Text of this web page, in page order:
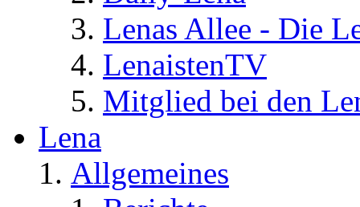
Lenas Allee - Die
LenaistenTV
Mitglied bei den
Lena
Allgemeines